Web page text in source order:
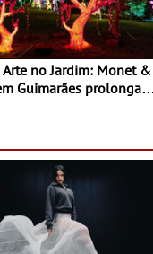
Guimarães